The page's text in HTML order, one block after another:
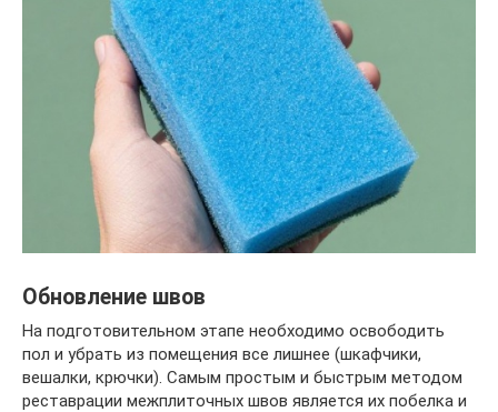
Обновление швов
На подготовительном этапе необходимо освободить
пол и убрать из помещения все лишнее (шкафчики,
вешалки, крючки). Самым простым и быстрым методом
реставрации межплиточных швов ­является их побелка и